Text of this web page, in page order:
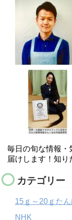
毎日の旬な情報・
届けします！知り
カテゴリー
15ｇ～20ｇた
NHK